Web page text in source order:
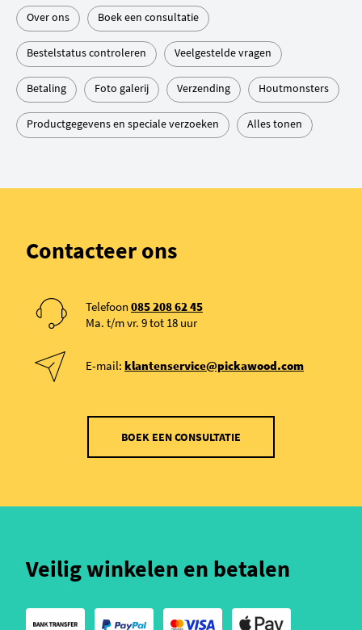
Over ons Boek een consultatie
Bestelstatus controleren Veelgestelde vragen
Betaling Foto galerij Verzending Houtmonsters
Productgegevens en speciale verzoeken Alles tonen
Contacteer ons
Telefoon 085 208 62 45
Ma. t/m vr. 9 tot 18 uur
E-mail: klantenservice@pickawood.com
BOEK EEN CONSULTATIE
Veilig winkelen en betalen